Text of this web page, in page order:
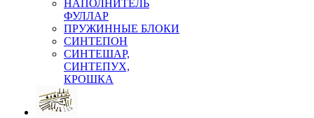
НАПОЛНИТЕЛЬ
ФУЛЛАР
ПРУЖИННЫЕ БЛОКИ
СИНТЕПОН
СИНТЕШАР,
СИНТЕПУХ,
КРОШКА